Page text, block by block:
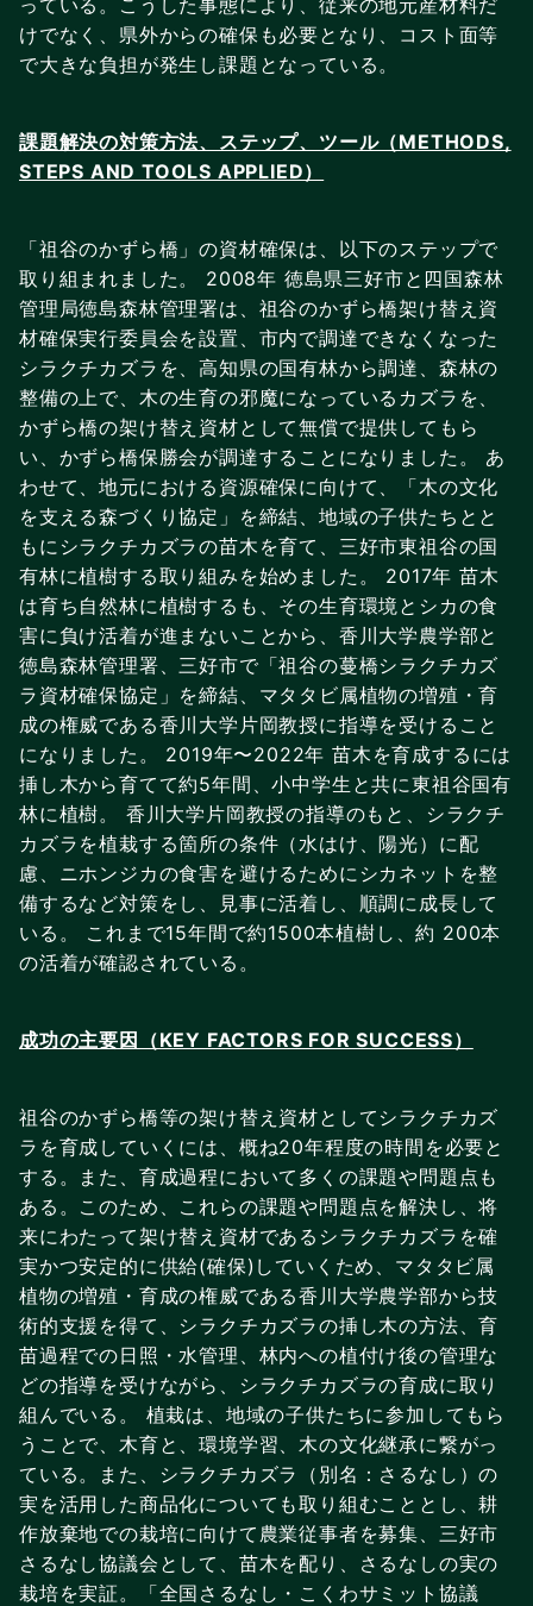
けでなく、県外からの確保も必要となり、コスト面等
で大きな負担が発生し課題となっている。
課題解決の対策方法、ステップ、ツール（METHODS,
STEPS AND TOOLS APPLIED）
「祖谷のかずら橋」の資材確保は、以下のステップで
取り組まれました。 2008年 徳島県三好市と四国森林
管理局徳島森林管理署は、祖谷のかずら橋架け替え資
材確保実行委員会を設置、市内で調達できなくなった
シラクチカズラを、高知県の国有林から調達、森林の
整備の上で、木の生育の邪魔になっているカズラを、
かずら橋の架け替え資材として無償で提供してもら
い、かずら橋保勝会が調達することになりました。 あ
わせて、地元における資源確保に向けて、「木の文化
を支える森づくり協定」を締結、地域の子供たちとと
もにシラクチカズラの苗木を育て、三好市東祖谷の国
有林に植樹する取り組みを始めました。 2017年 苗木
は育ち自然林に植樹するも、その生育環境とシカの食
害に負け活着が進まないことから、香川大学農学部と
徳島森林管理署、三好市で「祖谷の蔓橋シラクチカズ
ラ資材確保協定」を締結、マタタビ属植物の増殖・育
成の権威である香川大学片岡教授に指導を受けること
になりました。 2019年〜2022年 苗木を育成するには
挿し木から育てて約5年間、小中学生と共に東祖谷国有
林に植樹。 香川大学片岡教授の指導のもと、シラクチ
カズラを植栽する箇所の条件（水はけ、陽光）に配
慮、ニホンジカの食害を避けるためにシカネットを整
備するなど対策をし、見事に活着し、順調に成長して
いる。 これまで15年間で約1500本植樹し、約 200本
の活着が確認されている。
成功の主要因（KEY FACTORS FOR SUCCESS）
祖谷のかずら橋等の架け替え資材としてシラクチカズ
ラを育成していくには、概ね20年程度の時間を必要と
する。また、育成過程において多くの課題や問題点も
ある。このため、これらの課題や問題点を解決し、将
来にわたって架け替え資材であるシラクチカズラを確
実かつ安定的に供給(確保)していくため、マタタビ属
植物の増殖・育成の権威である香川大学農学部から技
術的支援を得て、シラクチカズラの挿し木の方法、育
苗過程での日照・水管理、林内への植付け後の管理な
どの指導を受けながら、シラクチカズラの育成に取り
組んでいる。 植栽は、地域の子供たちに参加してもら
うことで、木育と、環境学習、木の文化継承に繋がっ
ている。また、シラクチカズラ（別名：さるなし）の
実を活用した商品化についても取り組むこととし、耕
作放棄地での栽培に向けて農業従事者を募集、三好市
さるなし協議会として、苗木を配り、さるなしの実の
栽培を実証。「全国さるなし・こくわサミット協議